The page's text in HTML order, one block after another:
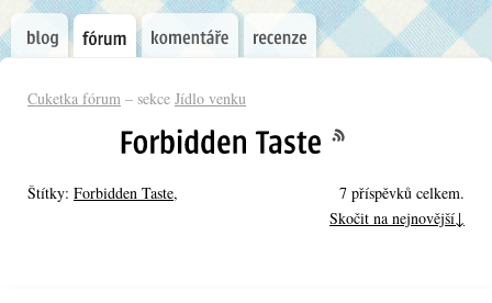
Cuketka fórum – sekce Jídlo venku
Štítky: Forbidden Taste,
7 příspěvků celkem.
Skočit na nejnovější↓